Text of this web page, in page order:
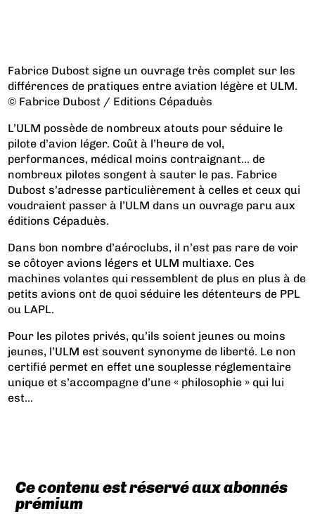
Fabrice Dubost signe un ouvrage très complet sur les
différences de pratiques entre aviation légère et ULM.
© Fabrice Dubost / Editions Cépaduès
L’ULM possède de nombreux atouts pour séduire le
pilote d’avion léger. Coût à l’heure de vol,
performances, médical moins contraignant… de
nombreux pilotes songent à sauter le pas. Fabrice
Dubost s’adresse particulièrement à celles et ceux qui
voudraient passer à l’ULM dans un ouvrage paru aux
éditions Cépaduès.
Dans bon nombre d’aéroclubs, il n’est pas rare de voir
se côtoyer avions légers et ULM multiaxe. Ces
machines volantes qui ressemblent de plus en plus à de
petits avions ont de quoi séduire les détenteurs de PPL
ou LAPL.
Pour les pilotes privés, qu’ils soient jeunes ou moins
jeunes, l’ULM est souvent synonyme de liberté. Le non
certifié permet en effet une souplesse réglementaire
unique et s’accompagne d’une « philosophie » qui lui
est...
Ce contenu est réservé aux abonnés
prémium